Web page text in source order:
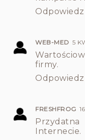
Odpowiedz
WEB-MED 5
firmy.
Odpowiedz
FRESHFROG
Internecie.